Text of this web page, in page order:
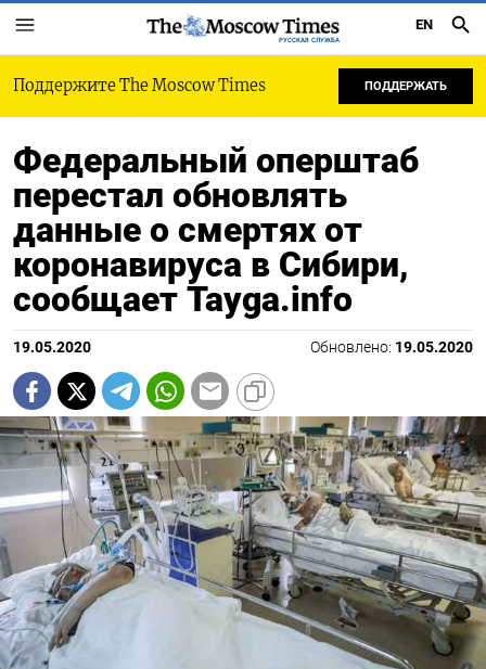
РУССКАЯ СЛУЖБА
EN
Поддержите The Moscow Times ПОДДЕРЖАТЬ
Федеральный оперштаб
перестал обновлять
данные о смертях от
коронавируса в Сибири,
сообщает Tayga.info
19.05.2020 Обновлено: 19.05.2020